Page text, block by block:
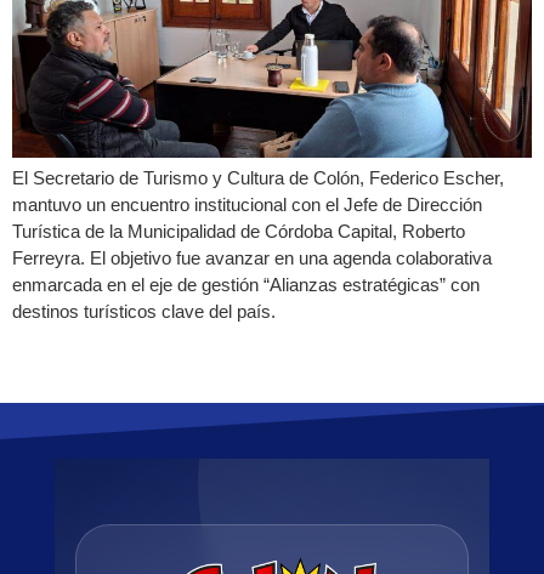
El Secretario de Turismo y Cultura de Colón, Federico Escher,
mantuvo un encuentro institucional con el Jefe de Dirección
Turística de la Municipalidad de Córdoba Capital, Roberto
Ferreyra. El objetivo fue avanzar en una agenda colaborativa
enmarcada en el eje de gestión “Alianzas estratégicas” con
destinos turísticos clave del país.